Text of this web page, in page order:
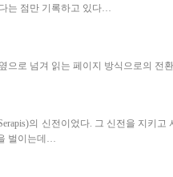
는 점만 기록하고 있다…
로 넘겨 읽는 페이지 방식으로의
의 신전이었다. 그 신전을 지키
벌이는데…